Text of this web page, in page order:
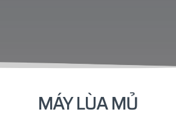
MÁY LÙA MỦ